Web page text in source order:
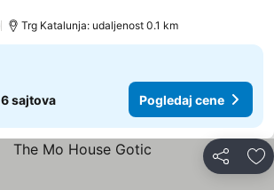
Trg Katalunja: udaljenost 0.1 km
6 sajtova Pogledaj cene
Deli